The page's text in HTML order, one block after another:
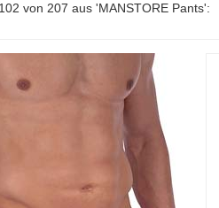
von 207 aus 'MANSTORE Pants':